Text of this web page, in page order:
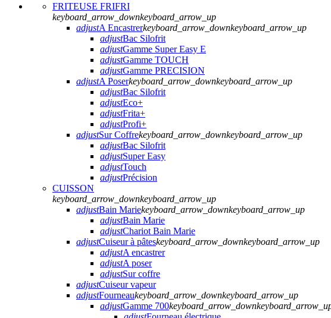
FRITEUSE FRIFRI
keyboard_arrow_downkeyboard_arrow_up
adjustA Encastrerkeyboard_arrow_downkeyboard_arrow_up
adjustBac Silofrit
adjustGamme Super Easy E
adjustGamme TOUCH
adjustGamme PRECISION
adjustA Poserkeyboard_arrow_downkeyboard_arrow_up
adjustBac Silofrit
adjustEco+
adjustFrita+
adjustProfi+
adjustSur Coffrekeyboard_arrow_downkeyboard_arrow_up
adjustBac Silofrit
adjustSuper Easy
adjustTouch
adjustPrécision
CUISSON
keyboard_arrow_downkeyboard_arrow_up
adjustBain Mariekeyboard_arrow_downkeyboard_arrow_up
adjustBain Marie
adjustChariot Bain Marie
adjustCuiseur à pâteskeyboard_arrow_downkeyboard_arrow_up
adjustA encastrer
adjustA poser
adjustSur coffre
adjustCuiseur vapeur
adjustFourneaukeyboard_arrow_downkeyboard_arrow_up
adjustGamme 700keyboard_arrow_down